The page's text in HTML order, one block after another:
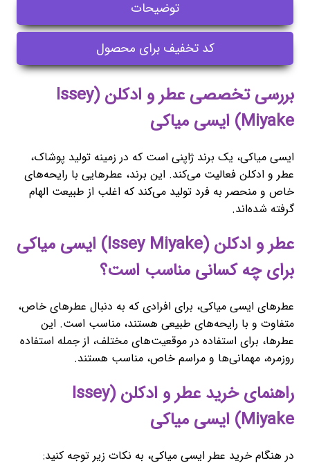
توضیحات
کد تخفیف برای محصول
بررسی تخصصی عطر و ادکلن (Issey
Miyake) ایسی میاکی
ایسی میاکی، یک برند ژاپنی است که در زمینه تولید پوشاک،
عطر و ادکلن فعالیت می‌کند. این برند، عطرهایی با رایحه‌های
خاص و منحصر به فرد تولید می‌کند که اغلب از طبیعت الهام
گرفته شده‌اند.
عطر و ادکلن (Issey Miyake) ایسی میاکی
برای چه کسانی مناسب است؟
عطرهای ایسی میاکی، برای افرادی که به دنبال عطرهای خاص،
متفاوت و با رایحه‌های طبیعی هستند، مناسب است. این
عطرها، برای استفاده در موقعیت‌های مختلف، از جمله استفاده
روزمره، مهمانی‌ها و مراسم خاص، مناسب هستند.
راهنمای خرید عطر و ادکلن (Issey
Miyake) ایسی میاکی
در هنگام خرید عطر ایسی میاکی، به نکات زیر توجه کنید: